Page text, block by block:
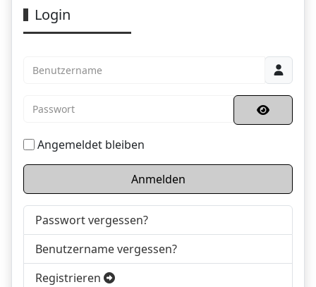
Login
Benutzername
Passwort
Passwort
Angemeldet bleiben
Anmelden
Passwort vergessen?
Benutzername vergessen?
Registrieren